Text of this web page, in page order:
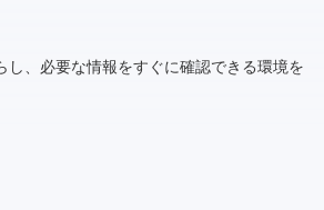
し、必要な情報をすぐに確認できる環境を